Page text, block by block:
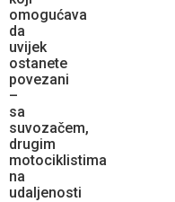
omogućava
da
uvijek
ostanete
povezani
–
sa
suvozačem,
drugim
motociklistima
na
udaljenosti